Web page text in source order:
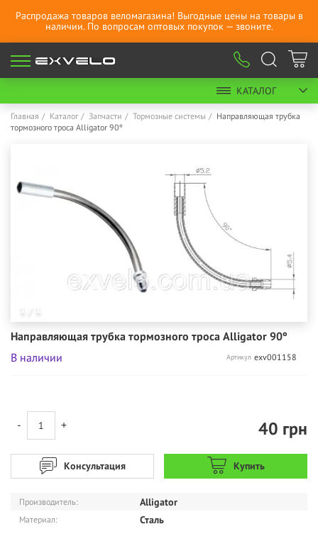
Распродажа товаров веломагазина! Выгодные цены на товары в
наличии. По вопросам оптовых покупок — звоните.
КАТАЛОГ
Главная Каталог Запчасти Тормозные системы
Направляющая трубка
тормозного троса Alligator 90º
Направляющая трубка тормозного троса Alligator 90º
В наличии
Артикул exv001158
Производитель: Alligator
Материал: Сталь
- + 40 грн
Консультация Купить